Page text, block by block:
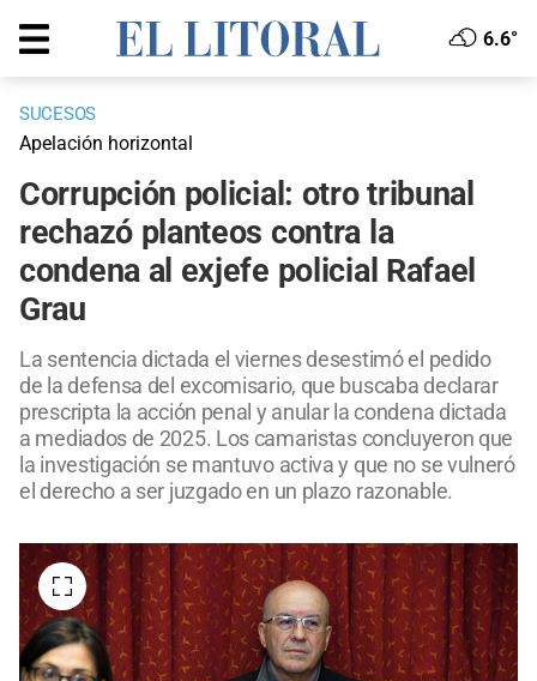
6.6°
SUCESOS
Apelación horizontal
Corrupción policial: otro tribunal
rechazó planteos contra la
condena al exjefe policial Rafael
Grau
La sentencia dictada el viernes desestimó el pedido
de la defensa del excomisario, que buscaba declarar
prescripta la acción penal y anular la condena dictada
a mediados de 2025. Los camaristas concluyeron que
la investigación se mantuvo activa y que no se vulneró
el derecho a ser juzgado en un plazo razonable.